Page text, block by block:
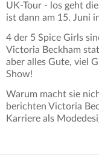
UK-Tour - los geht
ist dann am 15. Juni
4 der 5 Spice Girls
Victoria Beckham
aber alles Gute, viel
Show!
Warum macht sie
berichten Victoria
Karriere als